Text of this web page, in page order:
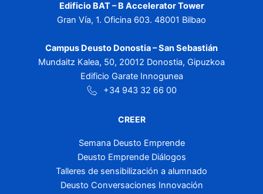
Edificio BAT – B Accelerator Tower
Gran Vía, 1. Oficina 603. 48001 Bilbao
Campus Deusto Donostia – San Sebastián
Mundaitz Kalea, 50, 20012 Donostia, Gipuzkoa
Edificio Garate Innogunea
+34 943 32 66 00
CREER
Semana Deusto Emprende
Deusto Emprende Diálogos
Talleres de sensibilización a alumnado
Deusto Conversaciones Innovación